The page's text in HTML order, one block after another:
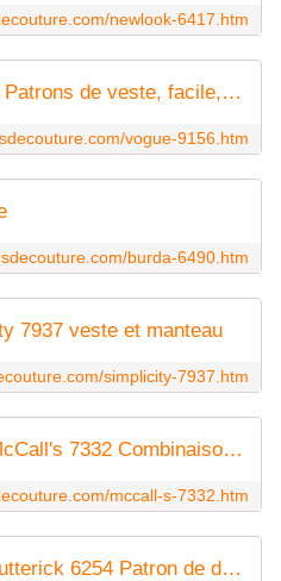
newlook-6417.htm
Vogue 9156 Vogue 9156 Patrons de veste, facile, tailles 32 à 42 et 44 à 54
vogue-9156.htm
burda-6490.htm
7937 veste et manteau
simplicity-7937.htm
Patron Mc Call's 7332 McCall's 7332 Combinaison tailles 34 à 42 et 44 à 52
mccall-s-7332.htm
Patron Butterick 6254 Butterick 6254 Patron de différentes vestes, tailles 32 à 42 et 44 à 54